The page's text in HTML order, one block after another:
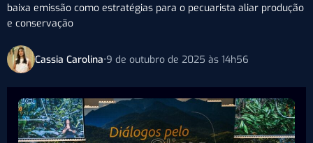
baixa emissão como estratégias para o pecuarista aliar produção
e conservação
Cassia Carolina•9 de outubro de 2025 às 14h56